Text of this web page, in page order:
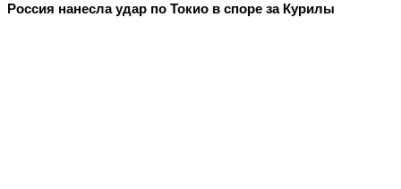
Россия нанесла удар по Токио в споре за Курилы